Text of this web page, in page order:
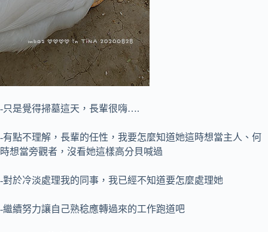
-只是覺得掃墓這天，長輩很嗨….
-有點不理解，長輩的任性，我要怎麼知道她這時想當主人、何
時想當旁觀者，沒看她這樣高分貝喊過
-對於冷淡處理我的同事，我已經不知道要怎麼處理她
-繼續努力讓自己熟稔應轉過來的工作跑道吧